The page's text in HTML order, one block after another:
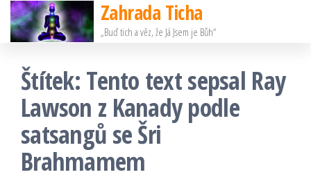
Přeskočit
na
obsah
Zahrada Ticha
„Buď tich a věz, že Já Jsem je Bůh“
Štítek: Tento text sepsal Ray
Lawson z Kanady podle
satsangů se Šri
Brahmamem